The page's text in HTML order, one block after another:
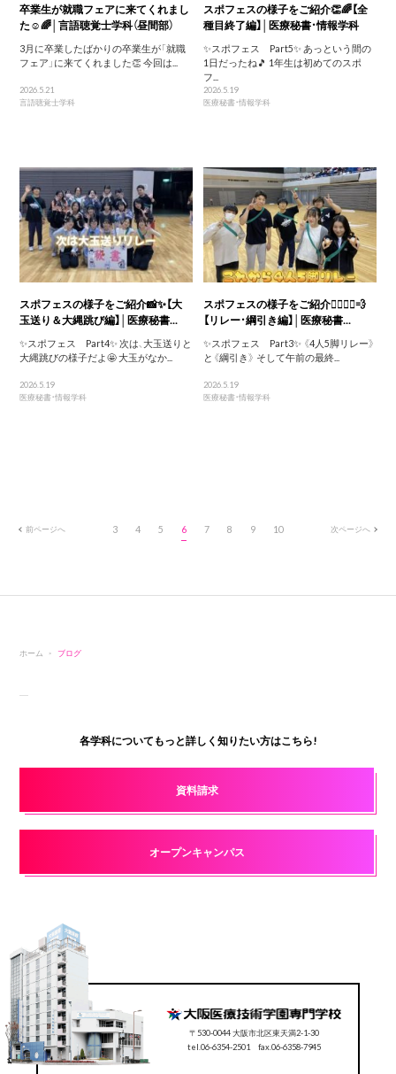
卒業生が就職フェアに来てくれまし
た☺️🌈│言語聴覚士学科（昼間部）
3月に卒業したばかりの卒業生が「就職
フェア」に来てくれました👏 今回は...
2026.5.21
言語聴覚士学科
スポフェスの様子をご紹介👏🌈【全
種目終了編】│医療秘書・情報学科
✨スポフェス Part5✨ あっという間の
1日だったね🎵 1年生は初めてのスポ
フ...
2026.5.19
医療秘書・情報学科
スポフェスの様子をご紹介📸✨【大
玉送り＆大縄跳び編】│医療秘書...
✨スポフェス Part4✨ 次は、大玉送りと
大縄跳びの様子だよ🤩 大玉がなか...
2026.5.19
医療秘書・情報学科
スポフェスの様子をご紹介🏃‍♀️🏃‍♂️💨
【リレー・綱引き編】│医療秘書...
✨スポフェス Part3✨ 《4人5脚リレー》
と《綱引き》 そして午前の最終...
2026.5.19
医療秘書・情報学科
前ページへ 3 4 5 6 7 8 9 10 次ページへ
ホーム ブログ
各学科についてもっと詳しく知りたい方はこちら!
資料請求
オープンキャンパス
〒530-0044 大阪市北区東天満2-1-30
tel.06-6354-2501 fax.06-6358-7945